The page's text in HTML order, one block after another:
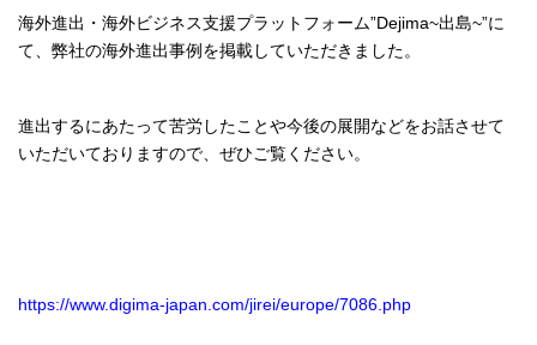
海外進出・海外ビジネス支援プラットフォーム”Dejima~出島~”に
て、弊社の海外進出事例を掲載していただきました。
進出するにあたって苦労したことや今後の展開などをお話させて
いただいておりますので、ぜひご覧ください。
https://www.digima-japan.com/jirei/europe/7086.php